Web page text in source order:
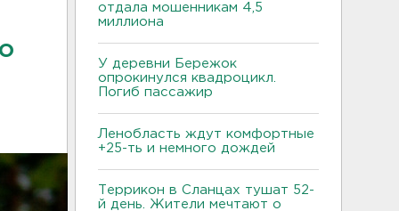
отдала мошенникам 4,5
миллиона
У деревни Бережок
опрокинулся квадроцикл.
Погиб пассажир
Ленобласть ждут комфортные
+25-ть и немного дождей
Террикон в Сланцах тушат 52-
й день. Жители мечтают о